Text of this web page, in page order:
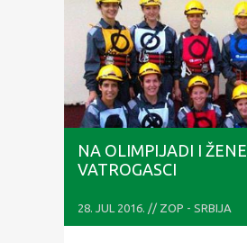
NA OLIMPIJADI I ŽENE
VATROGASCI
28. JUL 2016. // ZOP - SRBIJA